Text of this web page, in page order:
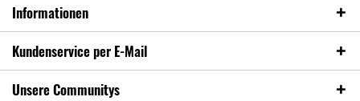
Informationen
Kundenservice per E-Mail
Unsere Communitys